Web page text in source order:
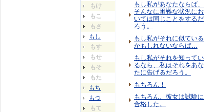
もけ
もこ
もさ
もし
もす
もせ
もそ
もた
もち
もつ
もて
もし私があなたならば、
そんなに困難な状況にお
いては同じことをするだ
ろう。
もし私がそれに似ている
かもしれないならば…
もし私がそれを知ってい
るなら、私はそれをあな
たに告げるだろう。
もちろん！
もちろん、彼女は試験に
合格した。